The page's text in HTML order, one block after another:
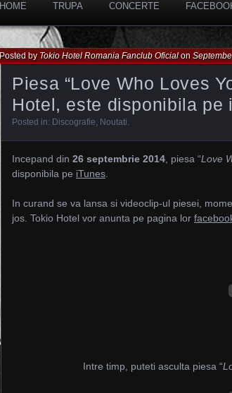
HOME TRUPA CONCERTE
Piesa “Love Who Loves
Hotel, este disponibila pe
Posted by Tokio Hotel Romania Fanclub Oficialon
Posted in: Discografie, Noutati.
Incepand din 26 septembrie 2014 , piesa “Love
disponibila pe iTunes
In curand se va lansa si videoclip-ul piesei,
jos. Tokio Hotel vor anunta pe pagina lor
Intre timp, puteti asculta piesa “